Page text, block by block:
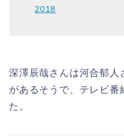
2018
深澤辰哉さんは河合郁人
があるそうで、テレビ番
た。